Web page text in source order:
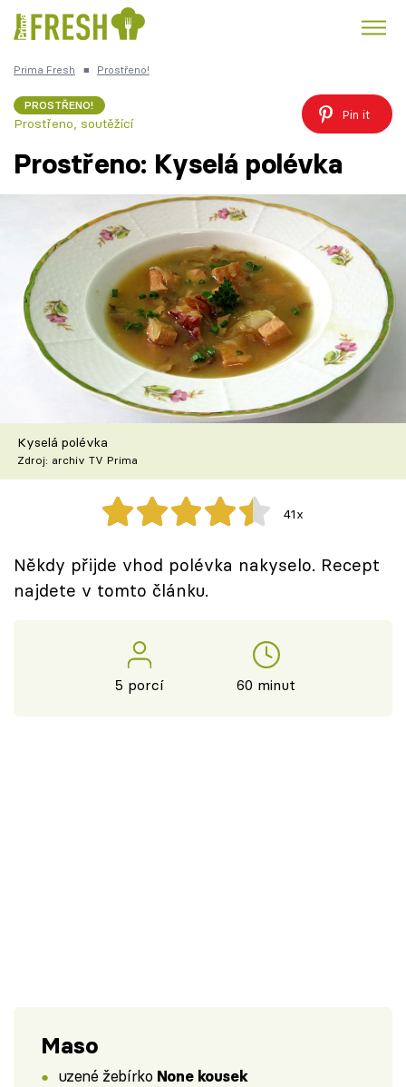
Česká kuchyně
Témata
Recepty
Články
TV Program
Škola vaření
Recepty z TV
Speciál: Cuketa
Těhotnej kuchař
Sledujte prima+
Prima Fresh ■ Prostřeno!
PROSTŘENO!
Prostřeno, soutěžící
Pin it
Prostřeno: Kyselá polévka
Kyselá polévka
Zdroj: archiv TV Prima
41x
Někdy přijde vhod polévka nakyselo. Recept
najdete v tomto článku.
5 porcí 60 minut
Maso
uzené žebírko None kousek